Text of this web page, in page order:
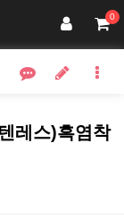
0
레스)흑염착